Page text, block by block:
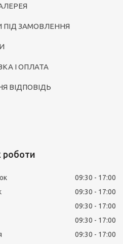
ПІД ЗАМОВЛЕННЯ
І ОПЛАТА
ВІДПОВІДЬ
роботи
09:30
17:00
09:30
17:00
09:30
17:00
09:30
17:00
09:30
17:00